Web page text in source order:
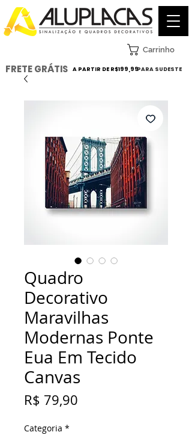
Carrinho
FRETE GRÁTIS A PARTIR DE R$199,99PARA SUDESTE
Quadro
Decorativo
Maravilhas
Modernas Ponte
Eua Em Tecido
Canvas
R$ 79,90
Categoria *